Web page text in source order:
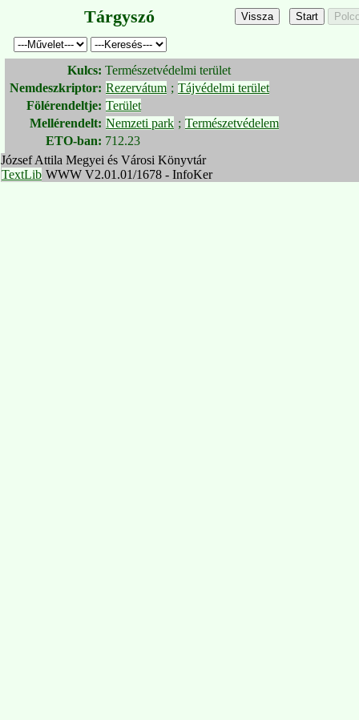
Tárgyszó
Kulcs: Természetvédelmi terület
Nemdeszkriptor: Rezervátum ; Tájvédelmi terület
Fölérendeltje: Terület
Mellérendelt: Nemzeti park ; Természetvédelem
ETO-ban: 712.23
József Attila Megyei és Városi Könyvtár
TextLib WWW V2.01.01/1678 - InfoKer